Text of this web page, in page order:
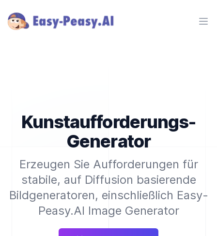
Kunstaufforderungs-
Generator
Erzeugen Sie Aufforderungen für
stabile, auf Diffusion basierende
Bildgeneratoren, einschließlich Easy-
Peasy.AI Image Generator